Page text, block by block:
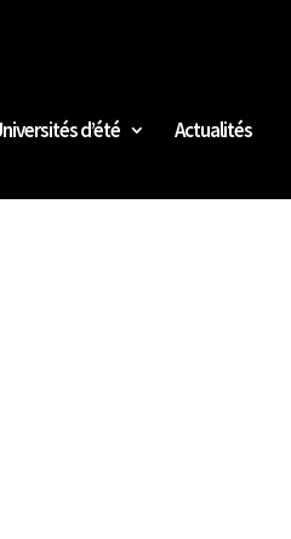
d’été Actualités